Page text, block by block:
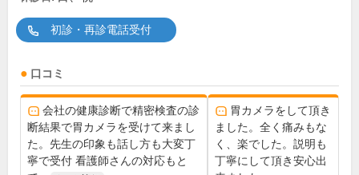
初診・再診電話受付
口コミ
会社の健康診断で精密検査の診
断結果で胃カメラを受けて来まし
た。先生の印象も話し方も大変丁
寧で受付 看護師さんの対応もと
胃カメラをして頂き
ました。全く痛みもな
く、楽でした。説明も
丁寧にして頂き安心出